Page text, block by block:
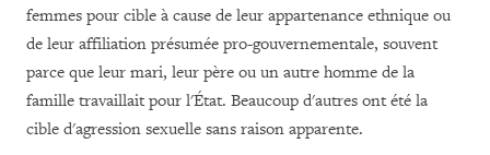
femmes pour cible à cause de leur appartenance ethnique ou
de leur affiliation présumée pro-gouvernementale, souvent
parce que leur mari, leur père ou un autre homme de la
famille travaillait pour l'État. Beaucoup d'autres ont été la
cible d'agression sexuelle sans raison apparente.